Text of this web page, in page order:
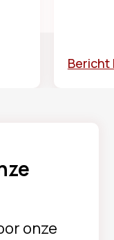
Bericht
onze